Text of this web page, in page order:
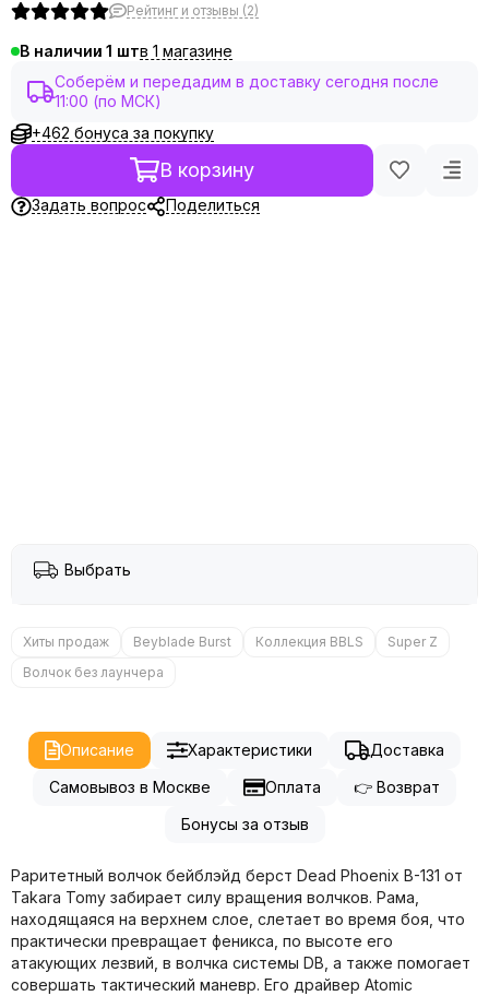
Рейтинг и отзывы (2)
В наличии 1
в 1 магазине
Соберём и передадим в доставку сегодня после
11:00 (по МСК)
+462 бонуса за покупку
В корзину
Задать вопрос Поделиться
Выбрать
Хиты продаж Beyblade Burst Коллекция BBLS
Super Z
Волчок без лаунчера
Описание Характеристики
Доставка
Самовывоз в Москве
Оплата
👉 Возврат
Бонусы за отзыв
Раритетный волчок бейблэйд берст Dead Phoenix B-131 от
Takara Tomy забирает силу вращения волчков. Рама,
находящаяся на верхнем слое, слетает во время боя, что
практически превращает феникса, по высоте его
атакующих лезвий, в волчка системы DB, а также помогает
совершать тактический маневр. Его драйвер Atomic